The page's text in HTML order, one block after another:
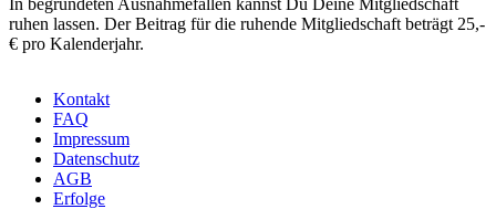
ruhen lassen. Der Beitrag für die ruhende Mitgliedschaft beträgt 25,-
€ pro Kalenderjahr.
Footer
Kontakt
FAQ
Impressum
Datenschutz
AGB
Erfolge